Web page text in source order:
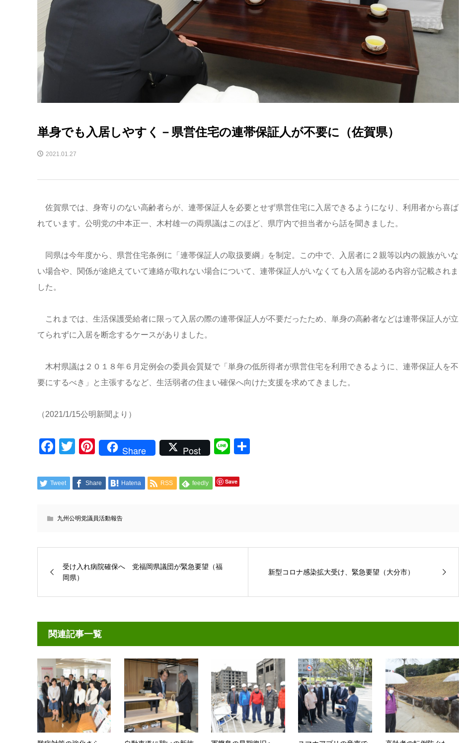
単身でも入居しやすく－県営住宅の連帯保証人が不要に（佐賀県）
2021.01.27
佐賀県では、身寄りのない高齢者らが、連帯保証人を必要とせず県営住宅に入居できるようになり、利用者から喜ば
れています。公明党の中本正一、木村雄一の両県議はこのほど、県庁内で担当者から話を聞きました。
同県は今年度から、県営住宅条例に「連帯保証人の取扱要綱」を制定。この中で、入居者に２親等以内の親族がいな
い場合や、関係が途絶えていて連絡が取れない場合について、連帯保証人がいなくても入居を認める内容が記載されま
した。
これまでは、生活保護受給者に限って入居の際の連帯保証人が不要だったため、単身の高齢者などは連帯保証人が立
てられずに入居を断念するケースがありました。
木村県議は２０１８年６月定例会の委員会質疑で「単身の低所得者が県営住宅を利用できるように、連帯保証人を不
要にするべき」と主張するなど、生活弱者の住まい確保へ向けた支援を求めてきました。
（2021/1/15公明新聞より）
Facebook
TwitterPinterest
Share Post Line
Tweet Share Hatena RSS feedly Save
九州公明党議員活動報告
受け入れ病院確保へ 党福岡県議団が緊急要望（福
岡県）
新型コロナ感染拡大受け、緊急要望（大分市）
関連記事一覧